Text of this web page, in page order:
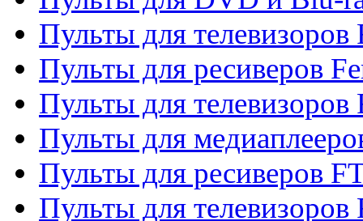
Пульты для телевизоров
Пульты для ресиверов
Пульты для
Пульты для
Пульты для ресиверов
Пульты для телевизоров